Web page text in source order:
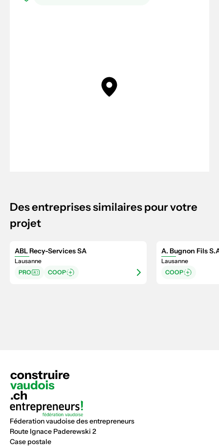
Des entreprises similaires pour votre
projet
ABL Recy-Services SA
Lausanne
PRO
COOP
A. Bugnon Fils
Lausanne
COOP
Féderation vaudoise des entrepreneurs
Route Ignace Paderewski 2
Case postale